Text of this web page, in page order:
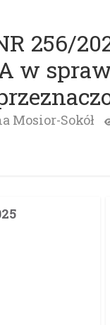
256/
w
Mosior-Sokół